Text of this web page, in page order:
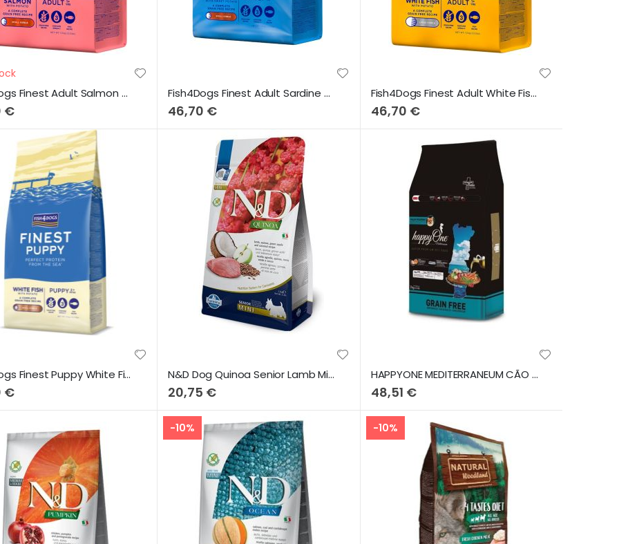
Fish4Dogs Finest Adult Salmon & Potato (Small Bites) 6Kg
€
Fish4Dogs Finest Adult Sardine & Sweet Potato (Small Bites) 6Kg
46,70 €
Fish4Dogs Finest Adult White Fish & Potato (Small Bites) 6Kg
46,70 €
Fish4Dogs Finest Puppy White Fish & Potato (Large Bites) 6Kg
€
N&D Dog Quinoa Senior Lamb Mini 1,5Kg
20,75 €
HAPPYONE MEDITERRANEUM CÃO RAÇAS PEQUENAS SARDINHA 7kg
48,51 €
-10% -10%